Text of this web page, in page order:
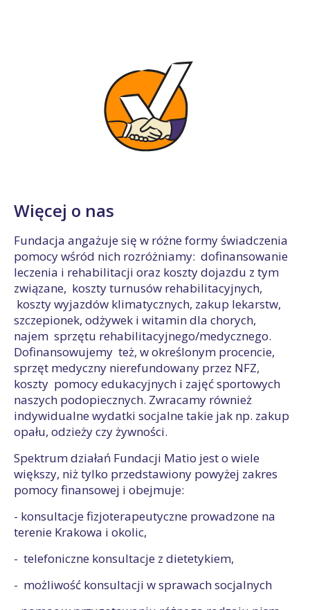
Więcej o nas
Fundacja angażuje się w różne formy świadczenia
pomocy wśród nich rozróżniamy: dofinansowanie
leczenia i rehabilitacji oraz koszty dojazdu z tym
związane, koszty turnusów rehabilitacyjnych,
koszty wyjazdów klimatycznych, zakup lekarstw,
szczepionek, odżywek i witamin dla chorych,
najem sprzętu rehabilitacyjnego/medycznego.
Dofinansowujemy też, w określonym procencie,
sprzęt medyczny nierefundowany przez NFZ,
koszty pomocy edukacyjnych i zajęć sportowych
naszych podopiecznych. Zwracamy również
indywidualne wydatki socjalne takie jak np. zakup
opału, odzieży czy żywności.
Spektrum działań Fundacji Matio jest o wiele
większy, niż tylko przedstawiony powyżej zakres
pomocy finansowej i obejmuje:
- konsultacje fizjoterapeutyczne prowadzone na
terenie Krakowa i okolic,
- telefoniczne konsultacje z dietetykiem,
- możliwość konsultacji w sprawach socjalnych